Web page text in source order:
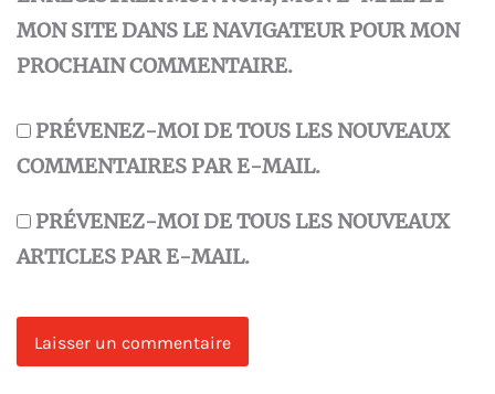
MON SITE DANS LE NAVIGATEUR POUR MON
PROCHAIN COMMENTAIRE.
PRÉVENEZ-MOI DE TOUS LES NOUVEAUX
COMMENTAIRES PAR E-MAIL.
PRÉVENEZ-MOI DE TOUS LES NOUVEAUX
ARTICLES PAR E-MAIL.